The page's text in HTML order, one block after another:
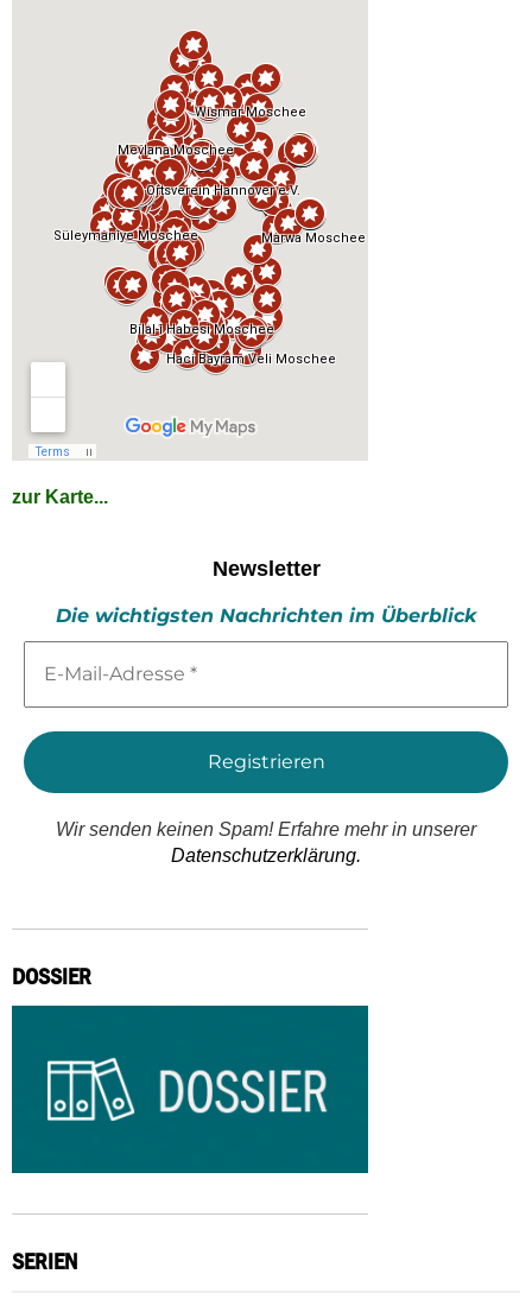
zur Karte...
Newsletter
Die wichtigsten Nachrichten im Überblick
Mail-
*
Wir senden keinen Spam! Erfahre mehr in unserer
Datenschutzerklärung.
DOSSIER
SERIEN